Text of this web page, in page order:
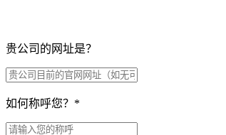
贵公司的网址是？
如何称呼您？ *